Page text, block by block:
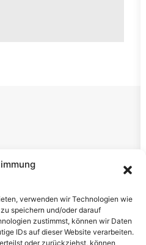
verwenden wir Technologien wie
speichern und/oder darauf
zustimmst, können wir Daten
IDs auf dieser Website verarbeiten.
oder zurückziehst, können